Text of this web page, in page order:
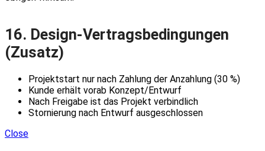
16. Design-Vertragsbedingungen
(Zusatz)
Projektstart nur nach Zahlung der Anzahlung (30 %)
Kunde erhält vorab Konzept/Entwurf
Nach Freigabe ist das Projekt verbindlich
Stornierung nach Entwurf ausgeschlossen
Close